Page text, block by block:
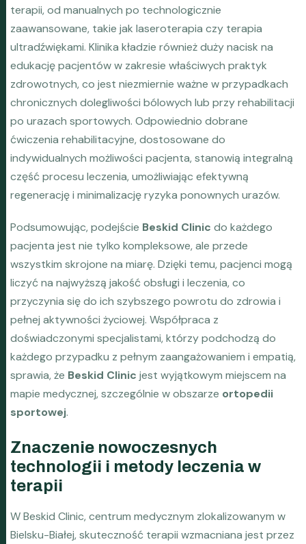
terapii, od manualnych po technologicznie
zaawansowane, takie jak laseroterapia czy terapia
ultradźwiękami. Klinika kładzie również duży nacisk na
edukację pacjentów w zakresie właściwych praktyk
zdrowotnych, co jest niezmiernie ważne w przypadkach
chronicznych dolegliwości bólowych lub przy rehabilitacji
po urazach sportowych. Odpowiednio dobrane
ćwiczenia rehabilitacyjne, dostosowane do
indywidualnych możliwości pacjenta, stanowią integralną
część procesu leczenia, umożliwiając efektywną
regenerację i minimalizację ryzyka ponownych urazów.
Podsumowując, podejście Beskid Clinic do każdego
pacjenta jest nie tylko kompleksowe, ale przede
wszystkim skrojone na miarę. Dzięki temu, pacjenci mogą
liczyć na najwyższą jakość obsługi i leczenia, co
przyczynia się do ich szybszego powrotu do zdrowia i
pełnej aktywności życiowej. Współpraca z
doświadczonymi specjalistami, którzy podchodzą do
każdego przypadku z pełnym zaangażowaniem i empatią,
sprawia, że Beskid Clinic jest wyjątkowym miejscem na
mapie medycznej, szczególnie w obszarze ortopedii
sportowej.
Znaczenie nowoczesnych
technologii i metody leczenia w
terapii
W Beskid Clinic, centrum medycznym zlokalizowanym w
Bielsku-Białej, skuteczność terapii wzmacniana jest przez